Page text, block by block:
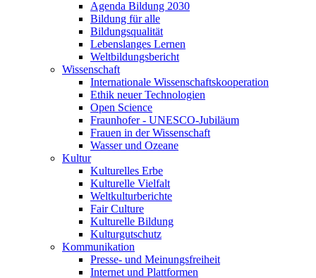
Agenda Bildung 2030
Bildung für alle
Bildungsqualität
Lebenslanges Lernen
Weltbildungsbericht
Wissenschaft
Internationale Wissenschaftskooperation
Ethik neuer Technologien
Open Science
Fraunhofer - UNESCO-Jubiläum
Frauen in der Wissenschaft
Wasser und Ozeane
Kultur
Kulturelles Erbe
Kulturelle Vielfalt
Weltkulturberichte
Fair Culture
Kulturelle Bildung
Kulturgutschutz
Kommunikation
Presse- und Meinungsfreiheit
Internet und Plattformen